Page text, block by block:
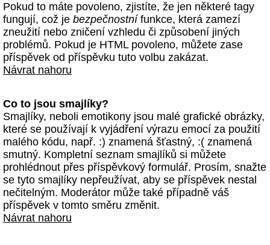
Pokud to máte povoleno, zjistíte, že jen některé tagy
fungují, což je bezpečnostnífunkce, která zamezí
zneužití nebo zničení vzhledu či způsobení jiných
problémů. Pokud je HTML povoleno, můžete zase
příspěvek od příspěvku tuto volbu zakázat.
Návrat nahoru
Co to jsou smajlíky?
Smajlíky, neboli emotikony jsou malé grafické obrázky,
které se používají k vyjádření výrazu emocí za použití
malého kódu, např. :) znamená šťastný, :( znamená
smutný. Kompletní seznam smajlíků si můžete
prohlédnout přes příspěvkový formulář. Prosím, snažte
se tyto smajlíky nepřeužívat, aby se příspěvek nestal
nečitelným. Moderátor může také případně váš
příspěvek v tomto směru změnit.
Návrat nahoru